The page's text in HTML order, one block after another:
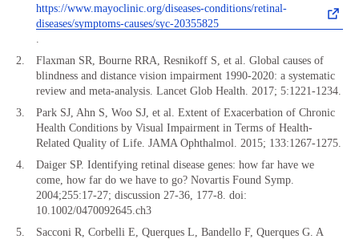
https://www.mayoclinic.org/diseases-conditions/retinal-
diseases/symptoms-causes/syc-20355825
.
Flaxman SR, Bourne RRA, Resnikoff S, et al. Global causes of
blindness and distance vision impairment 1990-2020: a systematic
review and meta-analysis. Lancet Glob Health. 2017; 5:1221-1234.
Park SJ, Ahn S, Woo SJ, et al. Extent of Exacerbation of Chronic
Health Conditions by Visual Impairment in Terms of Health-
Related Quality of Life. JAMA Ophthalmol. 2015; 133:1267-1275.
Daiger SP. Identifying retinal disease genes: how far have we
come, how far do we have to go? Novartis Found Symp.
2004;255:17-27; discussion 27-36, 177-8. doi:
10.1002/0470092645.ch3
Sacconi R, Corbelli E, Querques L, Bandello F, Querques G. A